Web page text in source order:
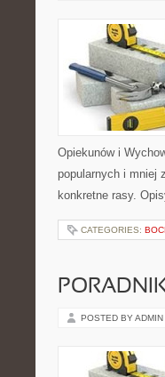
Opiekunów i
popularnych i mniej
konkretne rasy.
CATEGORIES:
POSTED BY ADMIN